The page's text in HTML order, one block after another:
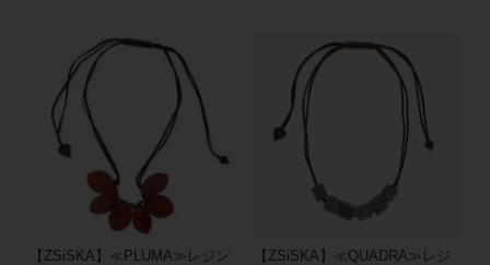
【ZSiSKA】≪PLUMA≫レジン
【ZSiSKA】≪QUADRA≫レジ